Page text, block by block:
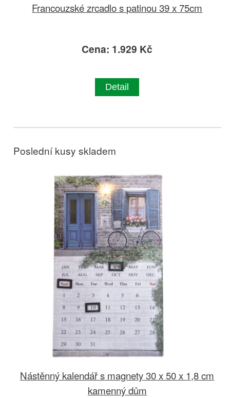
Francouzské zrcadlo s patinou 39 x 75cm
Cena: 1.929 Kč
Detail
Poslední kusy skladem
Nástěnný kalendář s magnety 30 x 50 x 1,8 cm
kamenný dům